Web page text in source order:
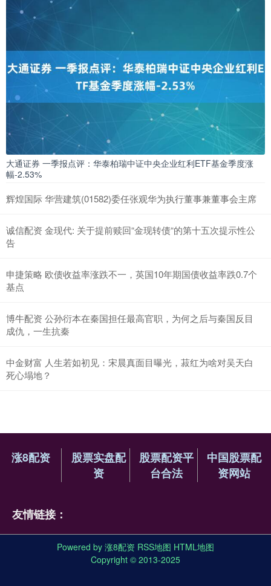
大通证券 一季报点评：华泰柏瑞中证中央企业红利ETF基金季度涨
幅-2.53%
辉煌国际 华营建筑(01582)委任张观华为执行董事兼董事会主席
诚信配资 金现代: 关于提前赎回“金现转债“的第十五次提示性公
告
申捷策略 欧债收益率涨跌不一，英国10年期国债收益率跌0.7个
基点
博牛配资 公孙衍本在秦国担任最高官职，为何之后与秦国反目
成仇，一生抗秦
中金财富 人生若如初见：宋晨真面目曝光，菽红为啥对吴天白
死心塌地？
涨8配资
股票实盘配
资
股票配资平
台合法
中国股票配
资网站
友情链接：
Powered by 涨8配资 RSS地图 HTML地图
Copyright © 2013-2025